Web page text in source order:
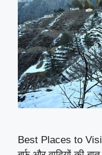
Best Places to